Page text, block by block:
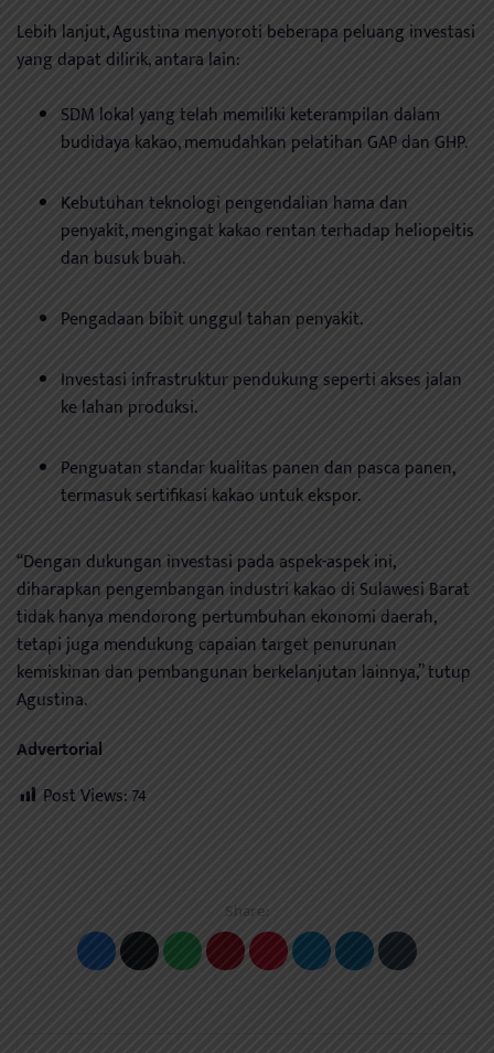
Lebih lanjut, Agustina menyoroti beberapa peluang investasi
yang dapat dilirik, antara lain:
SDM lokal yang telah memiliki keterampilan dalam
budidaya kakao, memudahkan pelatihan GAP dan GHP.
Kebutuhan teknologi pengendalian hama dan
penyakit, mengingat kakao rentan terhadap heliopeltis
dan busuk buah.
Pengadaan bibit unggul tahan penyakit.
Investasi infrastruktur pendukung seperti akses jalan
ke lahan produksi.
Penguatan standar kualitas panen dan pasca panen,
termasuk sertifikasi kakao untuk ekspor.
“Dengan dukungan investasi pada aspek-aspek ini,
diharapkan pengembangan industri kakao di Sulawesi Barat
tidak hanya mendorong pertumbuhan ekonomi daerah,
tetapi juga mendukung capaian target penurunan
kemiskinan dan pembangunan berkelanjutan lainnya,” tutup
Agustina.
Advertorial
Post Views:74
Share: